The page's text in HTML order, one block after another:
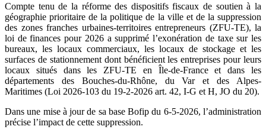
Compte tenu de la réforme des dispositifs fiscaux de soutien à la
géographie prioritaire de la politique de la ville et de la suppression
des zones franches urbaines-territoires entrepreneurs (ZFU-TE), la
loi de finances pour 2026 a supprimé l’exonération de taxe sur les
bureaux, les locaux commerciaux, les locaux de stockage et les
surfaces de stationnement dont bénéficient les entreprises pour leurs
locaux situés dans les ZFU-TE en Île-de-France et dans les
départements des Bouches-du-Rhône, du Var et des Alpes-
Maritimes (Loi 2026-103 du 19-2-2026 art. 42, I-G et H, JO du 20).
Dans une mise à jour de sa base Bofip du 6-5-2026, l’administration
précise l’impact de cette suppression.